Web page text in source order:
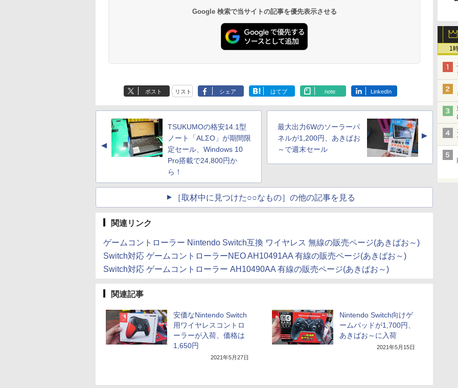
1
Google 検索で当サイトの記事を優先表示させる
ポスト リスト シェア はてブ note LinkedIn
▲
TSUKUMOの格安14.1型
ノート「ALΣO」が期間限
定セール、Windows 10
Pro搭載で24,800円か
ら！
最大出力6Wのソーラーパ
ネルが1,200円、あきばお
～で週末セール
▲
［取材中に見つけた○○なもの］の他の記事を見る
関連リンク
ゲームコントローラー Nintendo Switch互換 ワイヤレス 無線の販売ページ(あきばお～)
Switch対応 ゲームコントローラーNEO AH10491AA 有線の販売ページ(あきばお～)
Switch対応 ゲームコントローラー AH10490AA 有線の販売ページ(あきばお～)
関連記事
安価なNintendo Switch
用ワイヤレスコントロ
ーラーが入荷、価格は
1,650円
2021年5月27日
Nintendo Switch向けゲ
ームパッドが1,700円、
あきばお～に入荷
2021年5月15日